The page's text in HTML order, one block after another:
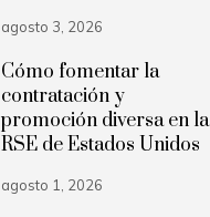
agosto 3, 2026
Cómo fomentar la
contratación y
promoción diversa en la
RSE de Estados Unidos
agosto 1, 2026